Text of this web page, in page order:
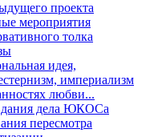
проекта
мероприятия
толка
идея,
империализм
любви...
дела ЮКОСа
пересмотра